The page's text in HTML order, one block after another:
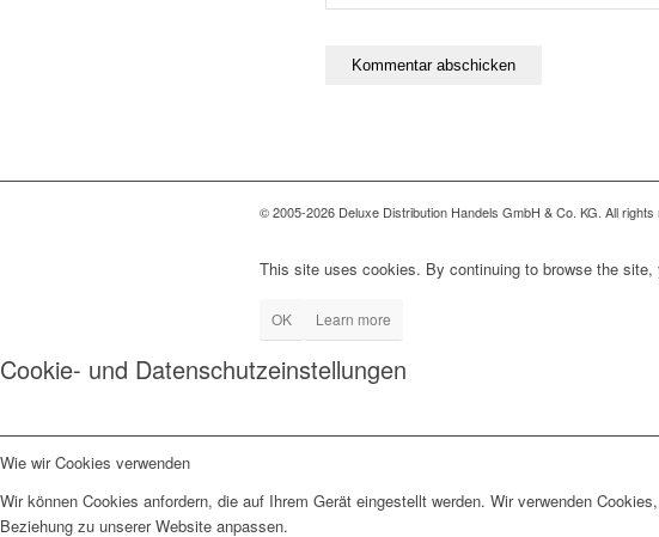
© 2005-2026 Deluxe Distribution Handels GmbH & Co. KG. All rights
This site uses cookies. By continuing to browse the
OK Learn more
Cookie- und Datenschutzeinstellungen
Wie wir Cookies verwenden
Wir können Cookies anfordern, die auf Ihrem Gerät eingestellt werden. Wir verwenden
Beziehung zu unserer Website anpassen.